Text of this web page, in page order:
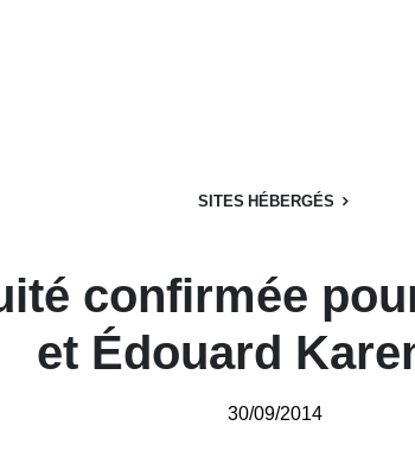
SITES HÉBERGÉS
confirmée
et Édouard
30/09/2014